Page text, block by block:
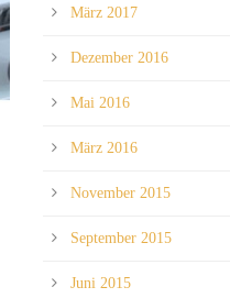
März 2017
Dezember 2016
Mai 2016
März 2016
November 2015
September 2015
Juni 2015